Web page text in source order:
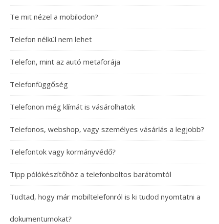
Te mit nézel a mobilodon?
Telefon nélkül nem lehet
Telefon, mint az autó metaforája
Telefonfüggőség
Telefonon még klímát is vásárolhatok
Telefonos, webshop, vagy személyes vásárlás a legjobb?
Telefontok vagy kormányvédő?
Tipp pólókészítőhöz a telefonboltos barátomtól
Tudtad, hogy már mobiltelefonról is ki tudod nyomtatni a
dokumentumokat?